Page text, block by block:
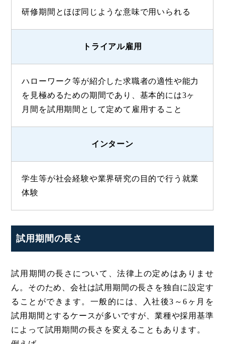
研修期間とほぼ同じような意味で用いられる
トライアル雇用
ハローワーク等が紹介した求職者の適性や能力
を見極めるための期間であり、基本的には3ヶ
月間を試用期間として定めて雇用すること
インターン
学生等が社会経験や業界研究の目的で行う就業
体験
試用期間の長さ
試用期間の長さについて、法律上の定めはありませ
ん。そのため、会社は試用期間の長さを独自に設定す
ることができます。一般的には、入社後3～6ヶ月を
試用期間とするケースが多いですが、業種や採用基準
によって試用期間の長さを変えることもあります。